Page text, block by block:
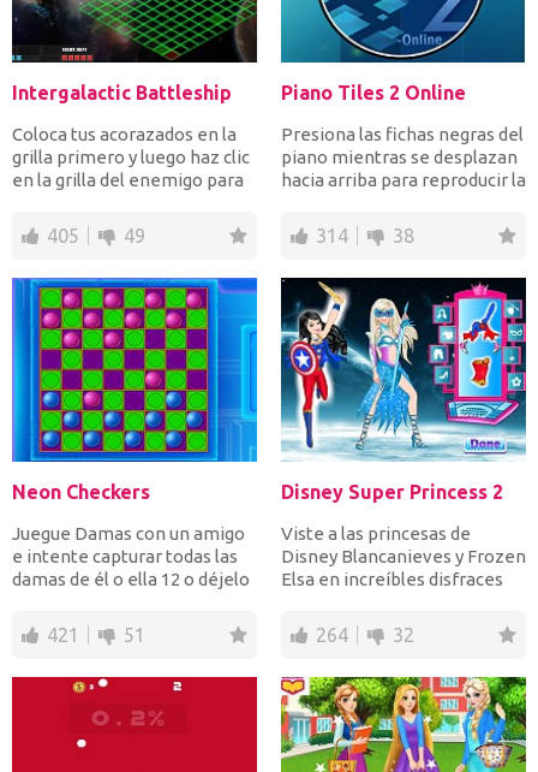
Intergalactic Battleship
Coloca tus acorazados en la
grilla primero y luego haz clic
en la grilla del enemigo para
405 49
Piano Tiles 2 Online
Presiona las fichas negras del
piano mientras se desplazan
hacia arriba para reproducir la
314 38
Neon Checkers
Juegue Damas con un amigo
e intente capturar todas las
damas de él o ella 12 o déjelo
421 51
Disney Super Princess 2
Viste a las princesas de
Disney Blancanieves y Frozen
Elsa en increíbles disfraces
264 32